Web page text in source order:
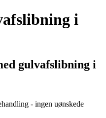
i
gulvafslibning i
- ingen uønskede